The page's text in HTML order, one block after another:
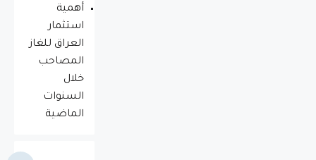
أهمية
استثمار
العراق للغاز
المصاحب
خلال
السنوات
الماضية